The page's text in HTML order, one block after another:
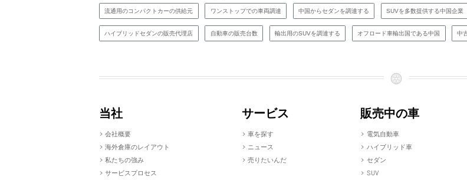
流通用のコンパクトカーの供給元 ワンストップでの車両調達 中国からセダンを調達する SUVを多数提供する中国企業​
ハイブリッドセダンの販売代理店 自動車の販売台数 輸出用のSUVを調達する オフロード車輸出国である中国 中
当社
会社概要
海外倉庫のレイアウト
私たちの強み
サービスプロセス
サービス
車を探す
ニュース
売りたいんだ
販売中の車
電気自動車
ハイブリッド車
セダン
SUV